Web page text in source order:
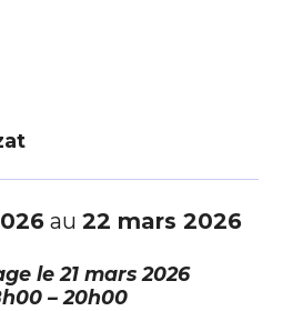
au 22 mars 2026
le21 mars 2026
– 20h00